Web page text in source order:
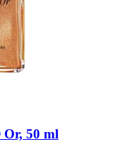
50 ml